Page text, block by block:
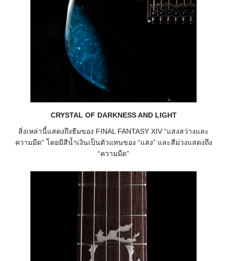
CRYSTAL OF DARKNESS AND LIGHT
สิ่งเหล่านี้แสดงถึงธีมของ FINAL FANTASY XIV “แสงสว่างและ
ความมืด” โดยมีสีน้ำเงินเป็นตัวแทนของ “แสง” และสีม่วงแสดงถึง
“ความมืด”